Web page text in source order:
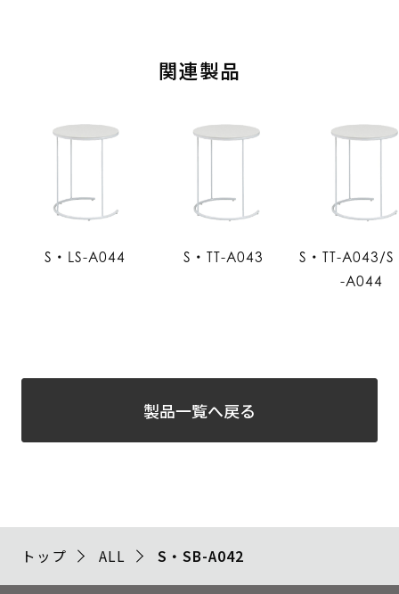
関連製品
S・LS-A044 S・TT-A043
S・TT-A043/S
-A044
製品一覧へ戻る
トップ ALL S・SB-A042